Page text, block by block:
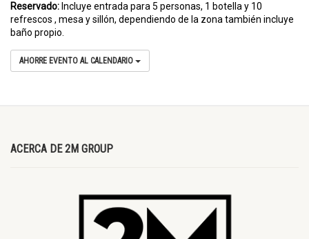
Reservado: Incluye entrada para 5 personas, 1 botella y 10
refrescos , mesa y sillón, dependiendo de la zona también incluye
baño propio.
AHORRE EVENTO AL CALENDARIO
ACERCA DE 2M GROUP